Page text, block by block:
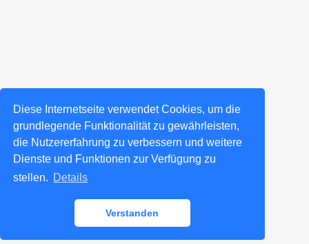
Diese Internetseite verwendet Cookies, um die
grundlegende Funktionalität zu gewährleisten,
die Nutzererfahrung zu verbessern und weitere
Dienste und Funktionen zur Verfügung zu
stellen. Details
Verstanden